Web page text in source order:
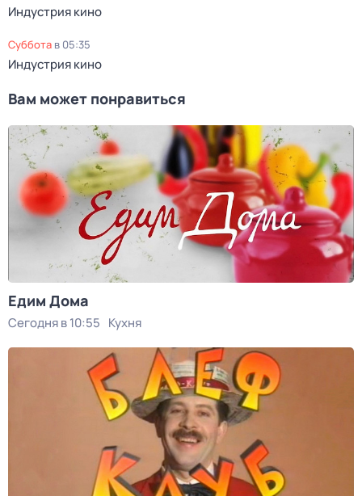
Индустрия кино
суббота в 05:35
Индустрия кино
Вам может понравиться
Едим Дома
Сегодня в 10:55 Кухня